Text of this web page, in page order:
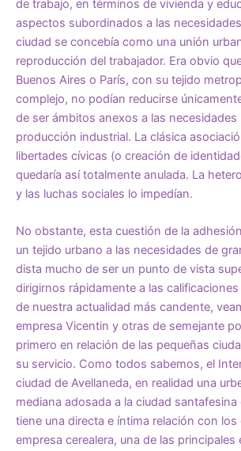
de trabajo, en términos de vivienda y
aspectos subordinados a las
ciudad se concebía como una unión
reproducción del trabajador. Era obvio
Buenos Aires o París, con su tejido
complejo, no podían reducirse
de ser ámbitos anexos a las necesidades
producción industrial. La clásica
libertades cívicas (o creación de
quedaría así totalmente anulada. La
y las luchas sociales lo impedían.
No obstante, esta cuestión de la
un tejido urbano a las necesidades de
dista mucho de ser un punto de vista
dirigirnos rápidamente a las
de nuestra actualidad más candente,
empresa Vicentin y otras de semejante
primero en relación de las pequeñas
su servicio. Como todos sabemos, el
ciudad de Avellaneda, en realidad una
mediana adosada a la ciudad santafesina
tiene una directa e íntima relación con
empresa cerealera, una de las